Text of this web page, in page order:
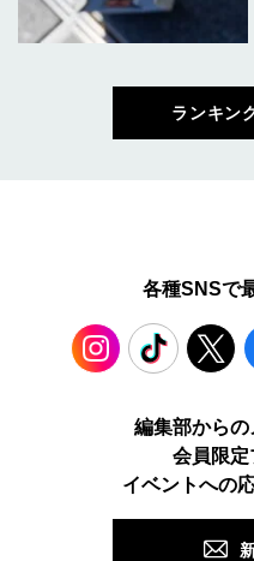
ランキン
各種SNSで
TikTok
編集部からの
会員限定
イベントへの